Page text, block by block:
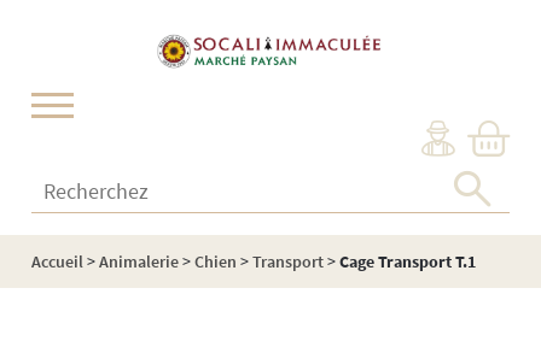
Recherchez :
Accueil>Animalerie>Chien >Transport>Cage Transport T.1